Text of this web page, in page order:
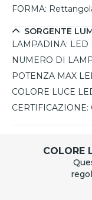
FORMA:
SORGENTE
LAMPADINA: LED
NUMERO DI
POTENZA MAX
COLORE LUCE
CERTIFICAZIONE:
COLORE